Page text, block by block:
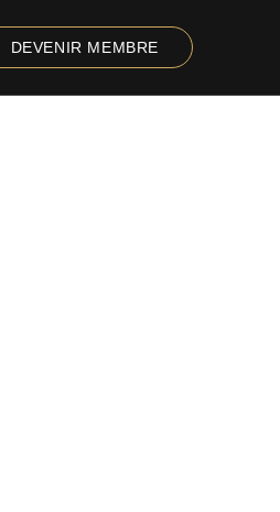
DEVENIR MEMBRE